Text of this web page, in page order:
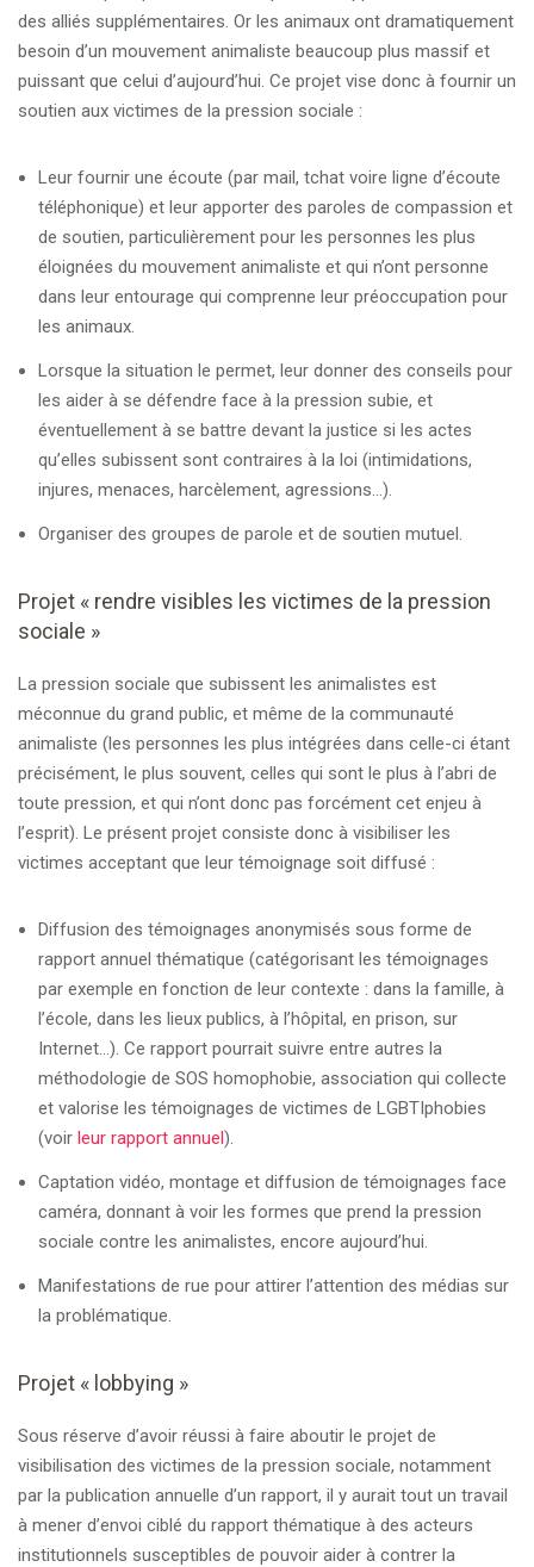
des alliés supplémentaires. Or les animaux ont dramatiquement
besoin d’un mouvement animaliste beaucoup plus massif et
puissant que celui d’aujourd’hui. Ce projet vise donc à fournir un
soutien aux victimes de la pression sociale :
Leur fournir une écoute (par mail, tchat voire ligne d’écoute
téléphonique) et leur apporter des paroles de compassion et
de soutien, particulièrement pour les personnes les plus
éloignées du mouvement animaliste et qui n’ont personne
dans leur entourage qui comprenne leur préoccupation pour
les animaux.
Lorsque la situation le permet, leur donner des conseils pour
les aider à se défendre face à la pression subie, et
éventuellement à se battre devant la justice si les actes
qu’elles subissent sont contraires à la loi (intimidations,
injures, menaces, harcèlement, agressions…).
Organiser des groupes de parole et de soutien mutuel.
Projet « rendre visibles les victimes de la pression
sociale »
La pression sociale que subissent les animalistes est
méconnue du grand public, et même de la communauté
animaliste (les personnes les plus intégrées dans celle-ci étant
précisément, le plus souvent, celles qui sont le plus à l’abri de
toute pression, et qui n’ont donc pas forcément cet enjeu à
l’esprit). Le présent projet consiste donc à visibiliser les
victimes acceptant que leur témoignage soit diffusé :
Diffusion des témoignages anonymisés sous forme de
rapport annuel thématique (catégorisant les témoignages
par exemple en fonction de leur contexte : dans la famille, à
l’école, dans les lieux publics, à l’hôpital, en prison, sur
Internet…). Ce rapport pourrait suivre entre autres la
méthodologie de SOS homophobie, association qui collecte
et valorise les témoignages de victimes de LGBTIphobies
(voir leur rapport annuel).
Captation vidéo, montage et diffusion de témoignages face
caméra, donnant à voir les formes que prend la pression
sociale contre les animalistes, encore aujourd’hui.
Manifestations de rue pour attirer l’attention des médias sur
la problématique.
Projet « lobbying »
Sous réserve d’avoir réussi à faire aboutir le projet de
visibilisation des victimes de la pression sociale, notamment
par la publication annuelle d’un rapport, il y aurait tout un travail
à mener d’envoi ciblé du rapport thématique à des acteurs
institutionnels susceptibles de pouvoir aider à contrer la